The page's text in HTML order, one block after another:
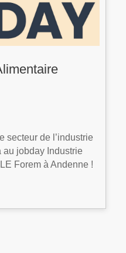
secteur de l’industrie
jobday Industrie
Forem à Andenne !